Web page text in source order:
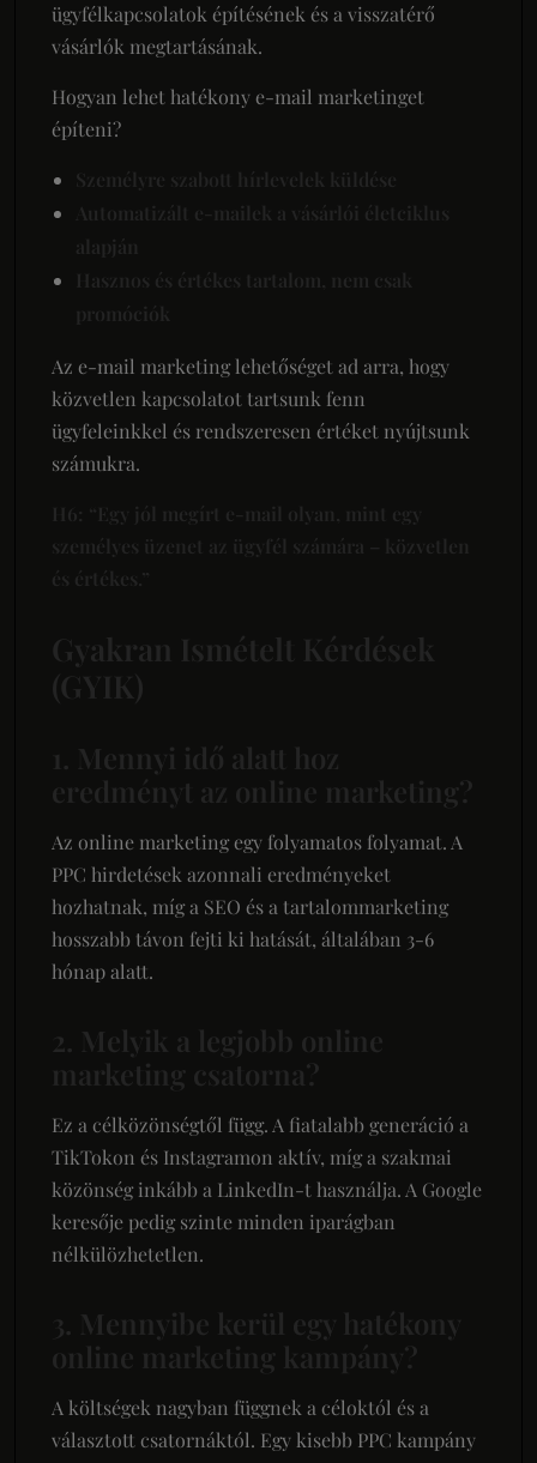
ügyfélkapcsolatok építésének és a visszatérő
vásárlók megtartásának.
Hogyan lehet hatékony e-mail marketinget
építeni?
Személyre szabott hírlevelek küldése
Automatizált e-mailek a vásárlói életciklus
Hasznos és értékes tartalom, nem csak
promóciók
Az e-mail marketing lehetőséget ad arra, hogy
közvetlen kapcsolatot tartsunk fenn
ügyfeleinkkel és rendszeresen értéket nyújtsunk
számukra.
H6: “Egy jól megírt e-mail olyan, mint egy
személyes üzenet az ügyfél számára – közvetlen
és értékes.”
Gyakran Ismételt Kérdések
(GYIK)
1. Mennyi idő alatt hoz
eredményt az online marketing?
Az online marketing egy folyamatos folyamat. A
PPC hirdetések azonnali eredményeket
hozhatnak, míg a SEO és a tartalommarketing
hosszabb távon fejti ki hatását, általában 3-6
hónap alatt.
2. Melyik a legjobb online
marketing csatorna?
Ez a célközönségtől függ. A fiatalabb generáció a
TikTokon és Instagramon aktív, míg a szakmai
közönség inkább a LinkedIn-t használja. A Google
keresője pedig szinte minden iparágban
nélkülözhetetlen.
3. Mennyibe kerül egy hatékony
online marketing kampány?
A költségek nagyban függnek a céloktól és a
választott csatornáktól. Egy kisebb PPC kampány